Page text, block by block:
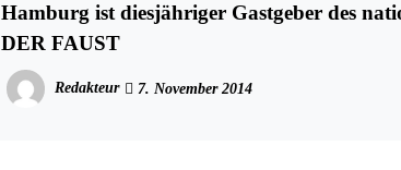
Hamburg ist diesjähriger Gastgeber des
DER FAUST
Redakteur 7. November 2014